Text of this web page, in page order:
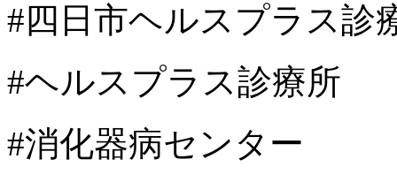
#四日市ヘルスプラス診
#ヘルスプラス診療所
#消化器病センター